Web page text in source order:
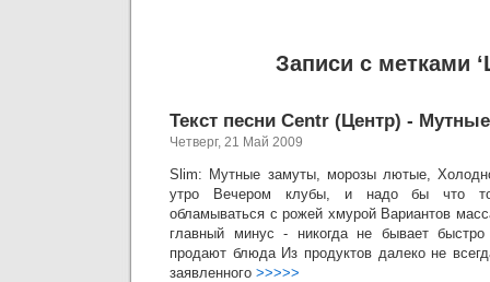
Записи с метками
Текст песни Centr (Центр) -
Четверг, 21 Май 2009
Slim: Мутные замуты, морозы лютые,
утро Вечером клубы, и надо бы что
обламываться с рожей хмурой Вариантов
главный минус - никогда не бывает
продают блюда Из продуктов далеко не
заявленного >>>>>